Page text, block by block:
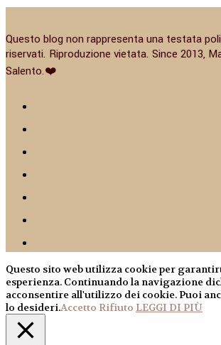
Questo blog non rappresenta una testata
riservati. Riproduzione vietata. Since 2013,
Salento.❤️
Questo sito web utilizza cookie per
esperienza. Continuando la navigazione
acconsentire all'utilizzo dei cookie. Puoi
lo desideri.Accetto Rifiuto LEGGI DI PIÙ